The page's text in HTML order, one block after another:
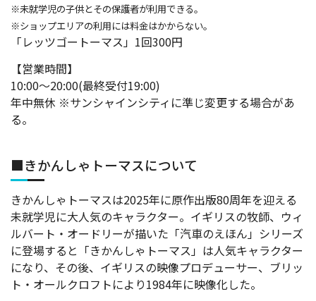
※未就学児の子供とその保護者が利用できる。
※ショップエリアの利用には料金はかからない。
「レッツゴートーマス」1回300円
【営業時間】
10:00～20:00(最終受付19:00)
年中無休 ※サンシャインシティに準じ変更する場合があ
る。
■きかんしゃトーマスについて
きかんしゃトーマスは2025年に原作出版80周年を迎える
未就学児に大人気のキャラクター。イギリスの牧師、ウィ
ルバート・オードリーが描いた「汽車のえほん」シリーズ
に登場すると「きかんしゃトーマス」は人気キャラクター
になり、その後、イギリスの映像プロデューサー、ブリッ
ト・オールクロフトにより1984年に映像化した。